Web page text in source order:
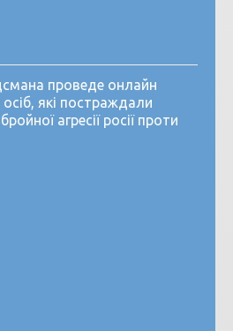
проведе онлайн
які постраждали
агресії росії проти